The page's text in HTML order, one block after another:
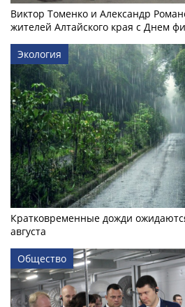
Виктор Томенко и Александр
жителей Алтайского края с Днем
Экология
Кратковременные дожди
августа
Общество